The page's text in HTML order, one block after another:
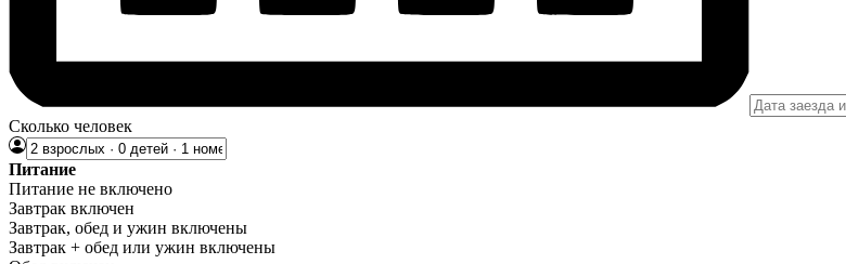
Сколько человек
Питание
Питание не включено
Завтрак включен
Завтрак, обед и ужин включены
Завтрак + обед или ужин включены